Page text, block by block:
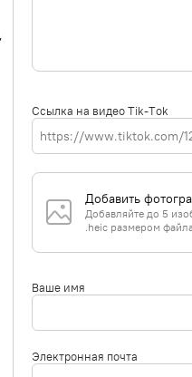
Ссылка на видео Tik-Tok
Добавить
Добавляйте до 5
.heic размером
Ваше имя
Электронная почта